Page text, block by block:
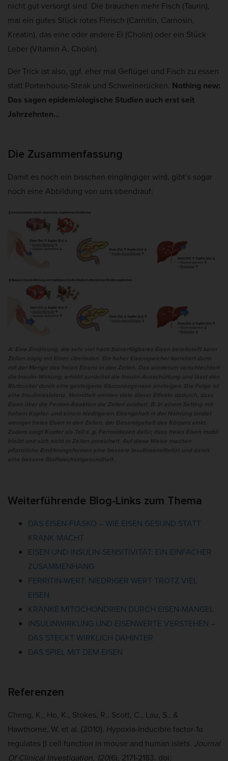
nicht gut versorgt sind. Die brauchen mehr Fisch (Taurin),
mal ein gutes Stück rotes Fleisch (Carnitin, Carnosin,
Kreatin), das eine oder andere Ei (Cholin) oder ein Stück
Leber (Vitamin A, Cholin).
Der Trick ist also, ggf. eher mal Geflügel und Fisch zu essen
statt Porterhouse-Steak und Schweinerücken. Nothing new:
Das sagen epidemiologische Studien auch erst seit
Jahrzehnten…
Die Zusammenfassung
Damit es noch ein bisschen eingängiger wird, gibt’s sogar
noch eine Abbildung von uns obendrauf:
Weiterführende Blog-Links zum Thema
DAS EISEN-FIASKO – WIE EISEN GESUND STATT
KRANK MACHT
EISEN UND INSULIN-SENSITIVITÄT: EIN EINFACHER
ZUSAMMENHANG
FERRITIN-WERT: NIEDRIGER WERT TROTZ VIEL
EISEN
KRANKE MITOCHONDRIEN DURCH EISEN-MANGEL
INSULINWIRKUNG UND EISENWERTE VERSTEHEN –
DAS STECKT WIRKLICH DAHINTER
DAS SPIEL MIT DEM EISEN
Referenzen
Cheng, K., Ho, K., Stokes, R., Scott, C., Lau, S., &
Hawthorne, W. et al. (2010). Hypoxia-inducible factor-1α
regulates β cell function in mouse and human islets. Journal
Of Clinical Investigation, 120(6), 2171-2183. doi: